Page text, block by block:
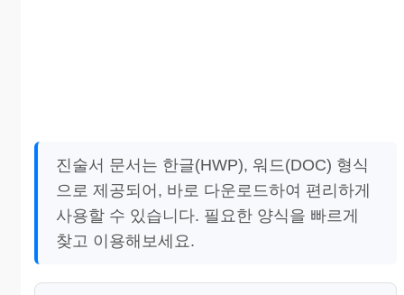
진술서 문서는 한글(HWP), 워드(DOC) 형식
으로 제공되어, 바로 다운로드하여 편리하게
사용할 수 있습니다. 필요한 양식을 빠르게
찾고 이용해보세요.